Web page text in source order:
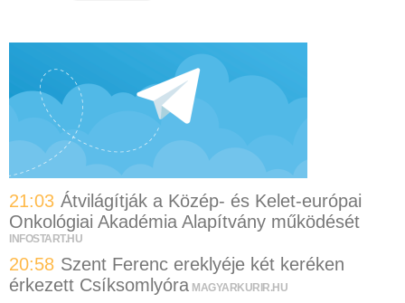
21:03 Átvilágítják a Közép- és Kelet-európai
Onkológiai Akadémia Alapítvány működését
INFOSTART.HU
20:58 Szent Ferenc ereklyéje két keréken
érkezett Csíksomlyóra MAGYARKURIR.HU